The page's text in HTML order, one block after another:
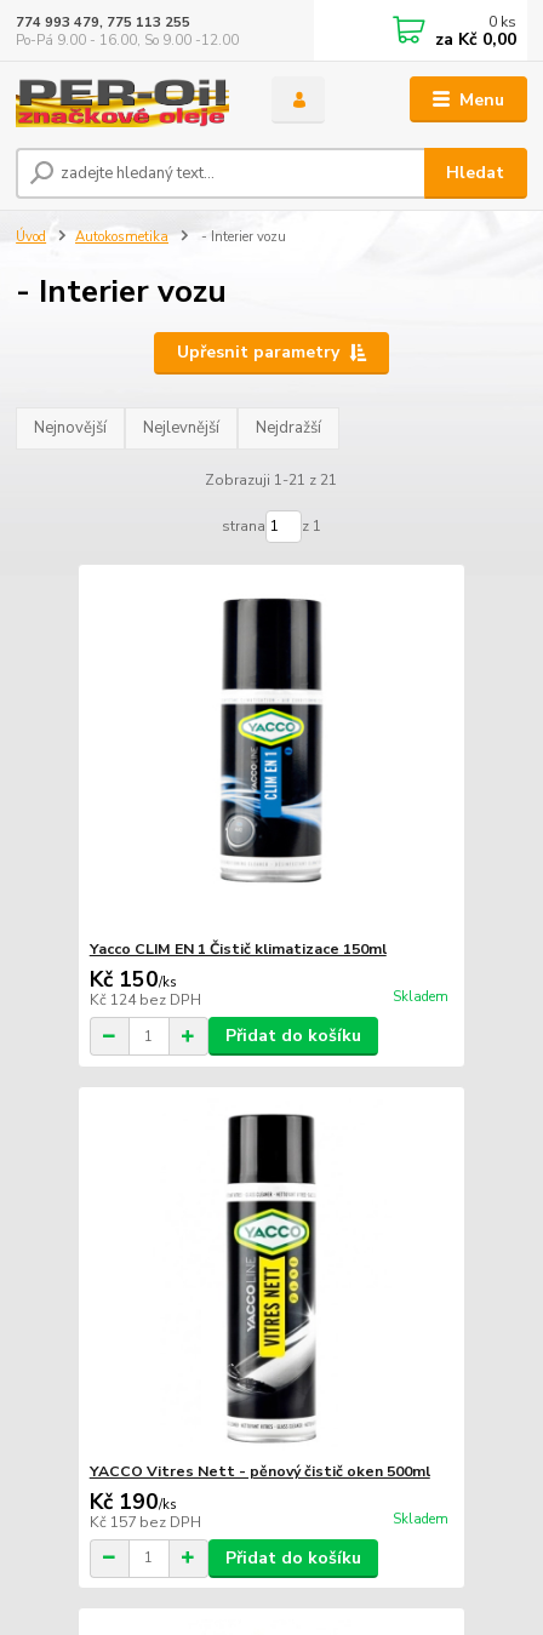
Menu
Hledat
774 993 479, 775 113 255
Po-Pá 9.00 - 16.00, So 9.00 -12.00
0 ks
za Kč 0,00
Úvod Autokosmetika - Interier vozu
- Interier vozu
Upřesnit parametry
Nejnovější Nejlevnější Nejdražší
Zobrazuji 1-21 z 21
strana z 1
Yacco CLIM EN 1 Čistič klimatizace 150ml
Kč 150/ks
Kč 124bez DPH Skladem
Přidat do košíku
YACCO Vitres Nett - pěnový čistič oken 500ml
Kč 190/ks
Kč 157 bez DPH Skladem
Přidat do košíku